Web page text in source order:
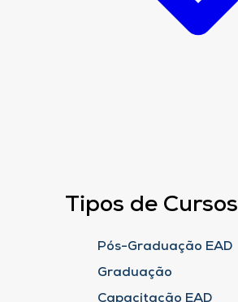
Tipos de Cursos
Pós-Graduação EAD
Graduação
Capacitação EAD